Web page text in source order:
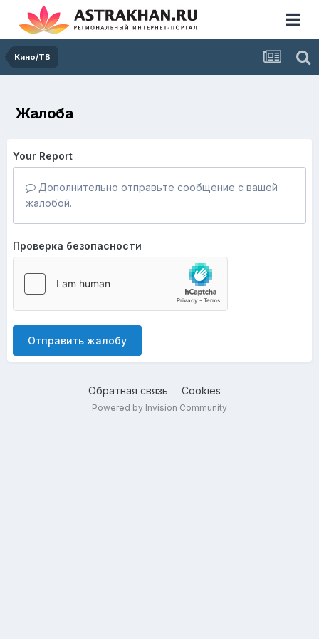
Кино/ТВ
Жалоба
Your Report
Дополнительно отправьте сообщение с вашей
жалобой.
Проверка безопасности
Отправить жалобу
Обратная связь Cookies
Powered by Invision Community